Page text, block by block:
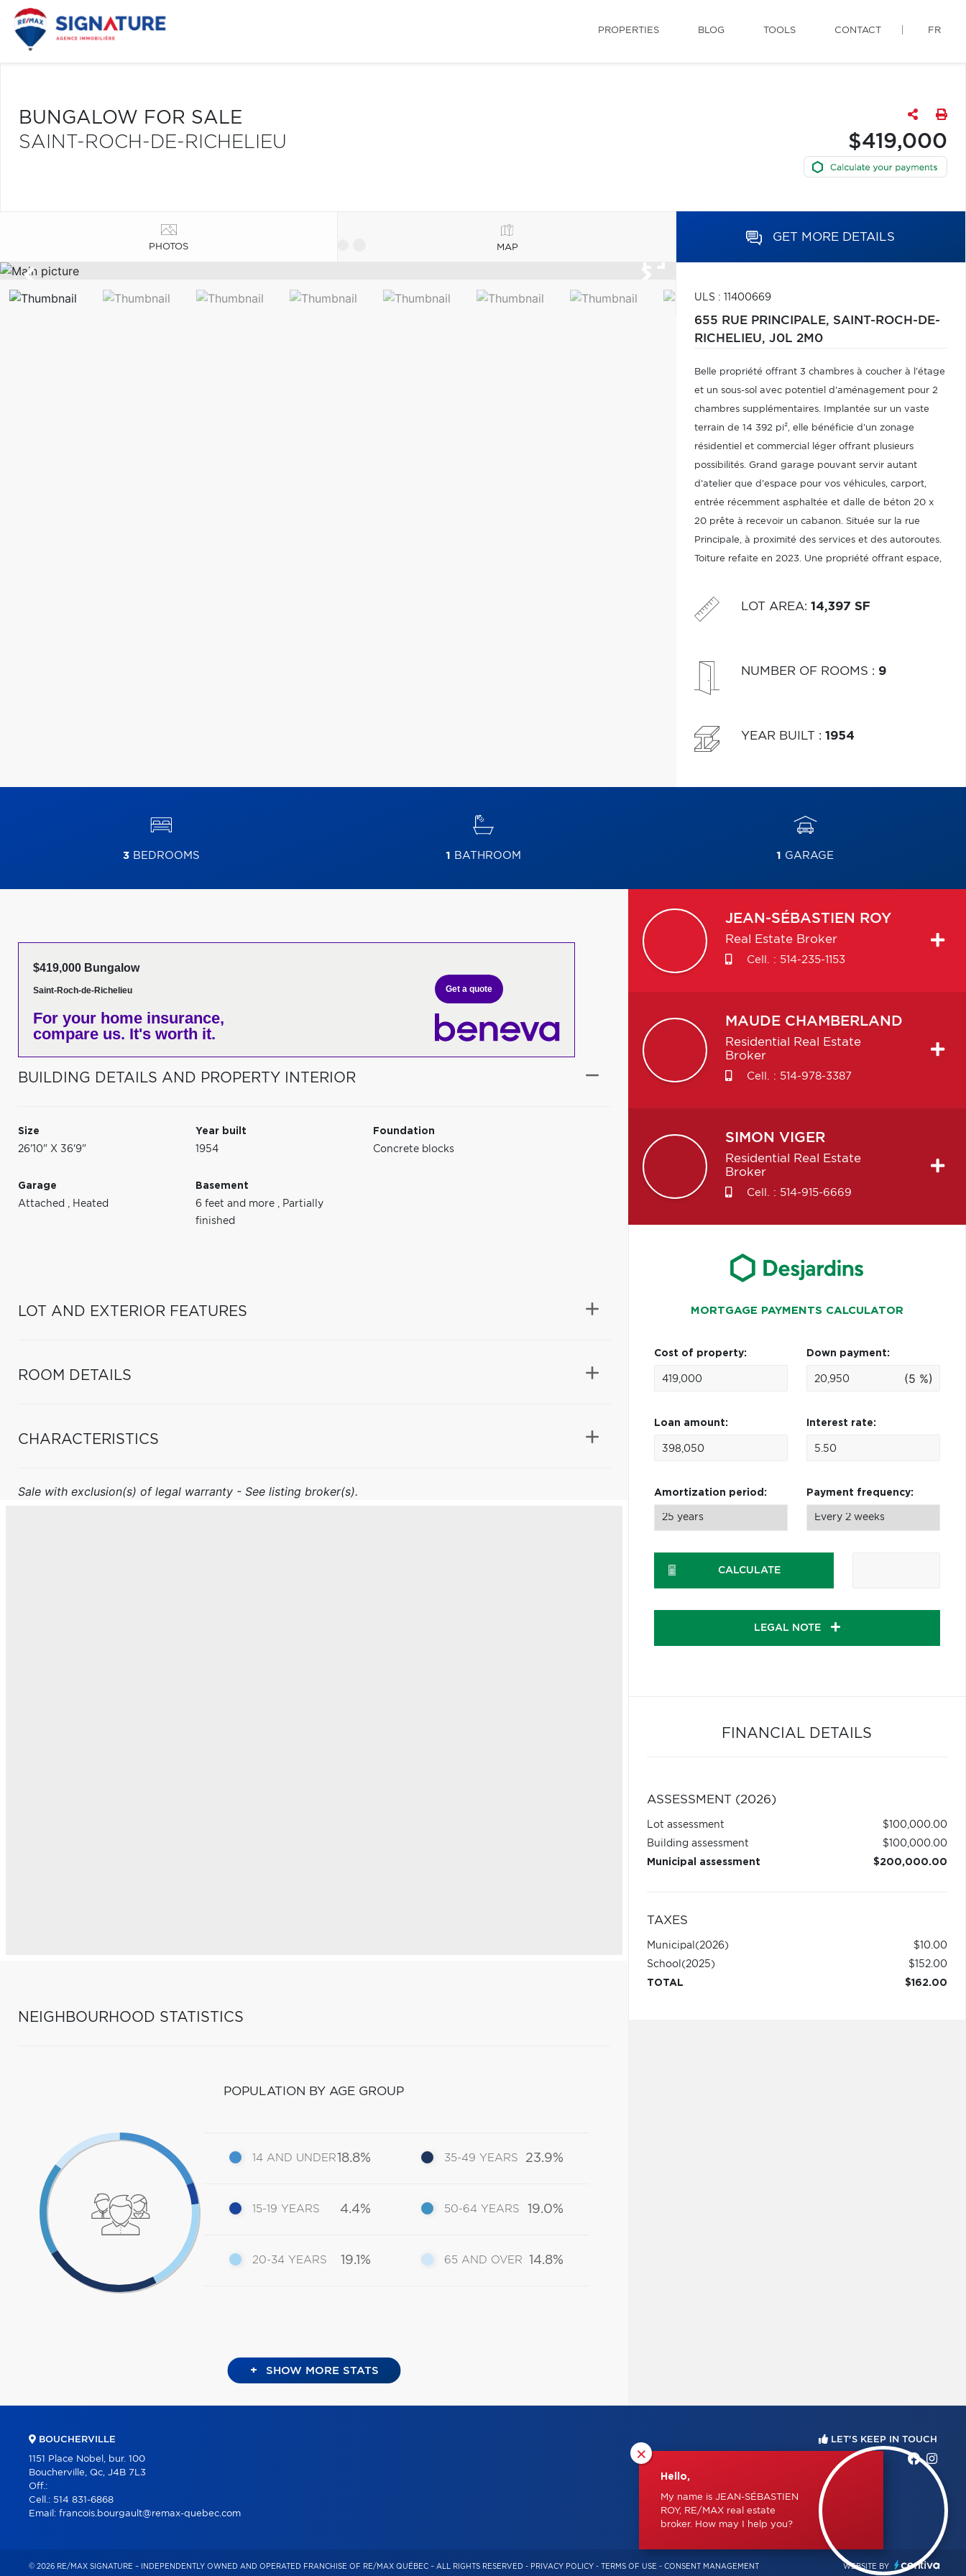
PROPERTIES BLOG TOOLS CONTACT FR
BUNGALOW FOR SALE
SAINT-ROCH-DE-RICHELIEU
$419,000
PHOTOS MAP
GET MORE DETAILS
ULS : 11400669
655 RUE PRINCIPALE, SAINT-ROCH-DE-
RICHELIEU, J0L 2M0
Belle propriété offrant 3 chambres à coucher à l'étage
et un sous-sol avec potentiel d'aménagement pour 2
chambres supplémentaires. Implantée sur un vaste
terrain de 14 392 pi², elle bénéficie d'un zonage
résidentiel et commercial léger offrant plusieurs
possibilités. Grand garage pouvant servir autant
d'atelier que d'espace pour vos véhicules, carport,
entrée récemment asphaltée et dalle de béton 20 x
20 prête à recevoir un cabanon. Située sur la rue
Principale, à proximité des services et des autoroutes.
Toiture refaite en 2023. Une propriété offrant espace,
pour y installer son commerce
LOT AREA: 14,397 SF
NUMBER OF ROOMS : 9
YEAR BUILT : 1954
3BEDROOMS 1 BATHROOM 1 GARAGE
$419,000 Bungalow
Saint-Roch-de-Richelieu
For your home insurance,
compare us. It's worth it.
Get a quote
BUILDING DETAILS AND PROPERTY INTERIOR
Size
26'10" X 36'9"
Year built
1954
Foundation
Concrete blocks
Garage
Attached , Heated
Basement
6 feet and more , Partially
finished
LOT AND EXTERIOR FEATURES
ROOM DETAILS
CHARACTERISTICS
Sale with exclusion(s) of legal warranty - See listing broker(s).
NEIGHBOURHOOD STATISTICS
POPULATION BY AGE GROUP
14 AND UNDER18.8%
15-19 YEARS 4.4%
20-34 YEARS 19.1%
35-49 YEARS 23.9%
50-64 YEARS 19.0%
65 AND OVER 14.8%
+ SHOW MORE STATS
JEAN-SÉBASTIEN ROY
Real Estate Broker
Cell. : 514-235-1153
MAUDE CHAMBERLAND
Residential Real Estate
Broker
Cell. : 514-978-3387
SIMON VIGER
Residential Real Estate
Broker
Cell. : 514-915-6669
MORTGAGE PAYMENTS CALCULATOR
Cost of property: Down payment:
(5 %)
Loan amount: Interest rate:
Amortization period: Payment frequency:
CALCULATE
LEGAL NOTE
FINANCIAL DETAILS
ASSESSMENT (2026)
Lot assessment
$100,000.00
Building assessment
$100,000.00
Municipal assessment
$200,000.00
TAXES
Municipal (2026)
$10.00
School (2025)
$152.00
TOTAL
$162.00
×
Hello,
My name is JEAN-SÉBASTIEN
ROY, RE/MAX real estate
broker. How may I help you?
BOUCHERVILLE
1151 Place Nobel, bur. 100
Boucherville, Qc, J4B 7L3
Off.:
Cell.: 514 831-6868
Email: francois.bourgault@remax-quebec.com
LET'S KEEP IN TOUCH
© 2026 RE/MAX SIGNATURE – INDEPENDENTLY OWNED AND OPERATED FRANCHISE OF RE/MAX QUÉBEC – ALL RIGHTS RESERVED - PRIVACY POLICY - TERMS OF USE - CONSENT MANAGEMENT WEBSITE BY